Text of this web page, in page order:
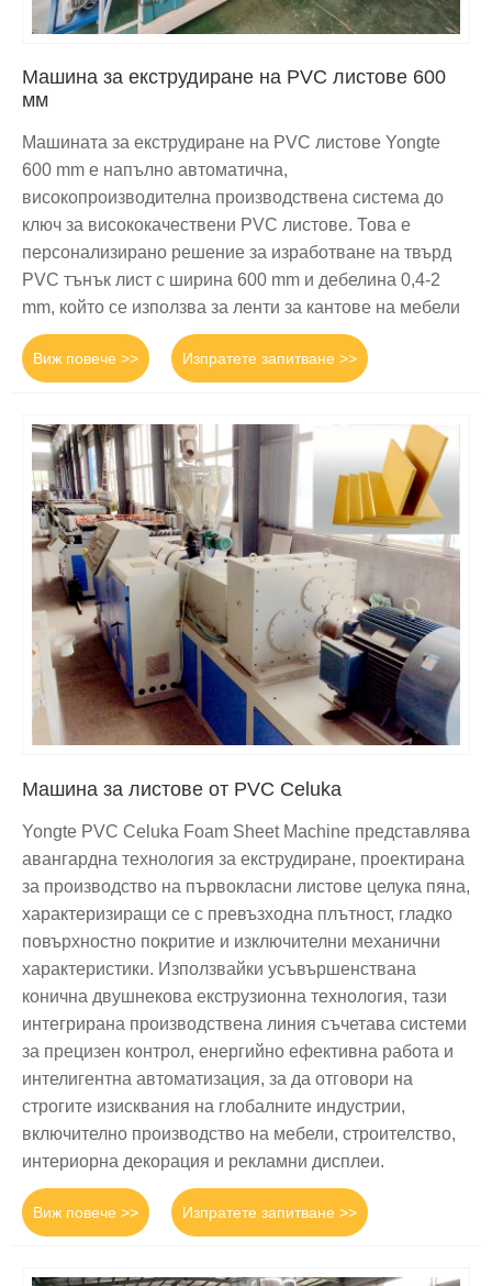
Машина за екструдиране на PVC листове 600
мм
Машината за екструдиране на PVC листове Yongte
600 mm е напълно автоматична,
високопроизводителна производствена система до
ключ за висококачествени PVC листове. Това е
персонализирано решение за изработване на твърд
PVC тънък лист с ширина 600 mm и дебелина 0,4-2
mm, който се използва за ленти за кантове на мебели
Виж повече >> Изпратете запитване >>
Машина за листове от PVC Celuka
Yongte PVC Celuka Foam Sheet Machine представлява
авангардна технология за екструдиране, проектирана
за производство на първокласни листове целука пяна,
характеризиращи се с превъзходна плътност, гладко
повърхностно покритие и изключителни механични
характеристики. Използвайки усъвършенствана
конична двушнекова екструзионна технология, тази
интегрирана производствена линия съчетава системи
за прецизен контрол, енергийно ефективна работа и
интелигентна автоматизация, за да отговори на
строгите изисквания на глобалните индустрии,
включително производство на мебели, строителство,
интериорна декорация и рекламни дисплеи.
Виж повече >> Изпратете запитване >>